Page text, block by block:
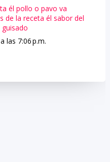
él pollo o pavo va
de la receta él sabor del
las 7:06 p.m.